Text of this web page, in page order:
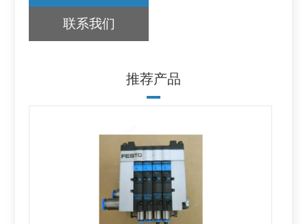
模块化智能控制系统（可选IO-Link 1.1版本）
联系我们
推荐产品